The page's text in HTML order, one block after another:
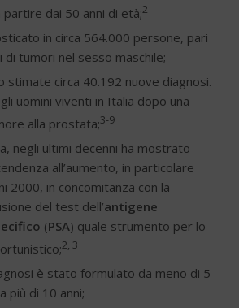
dai 50 anni di età;2
in circa 564.000 persone, pari
di tumori nel sesso maschile;
stimate circa 40.192 nuove diagnosi.
uomini viventi in Italia dopo una
alla prostata;3-9
negli ultimi decenni ha mostrato
all’aumento, in particolare
2000, in concomitanza con la
del test dell’antigene
(PSA) quale strumento per lo
2, 3
è stato formulato da meno di 5
più di 10 anni;